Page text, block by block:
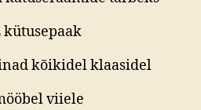
kütusepaak
kõikidel klaasidel
viiele